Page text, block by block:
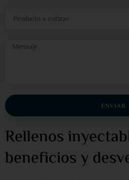
ENVIAR
Rellenos
beneficios y